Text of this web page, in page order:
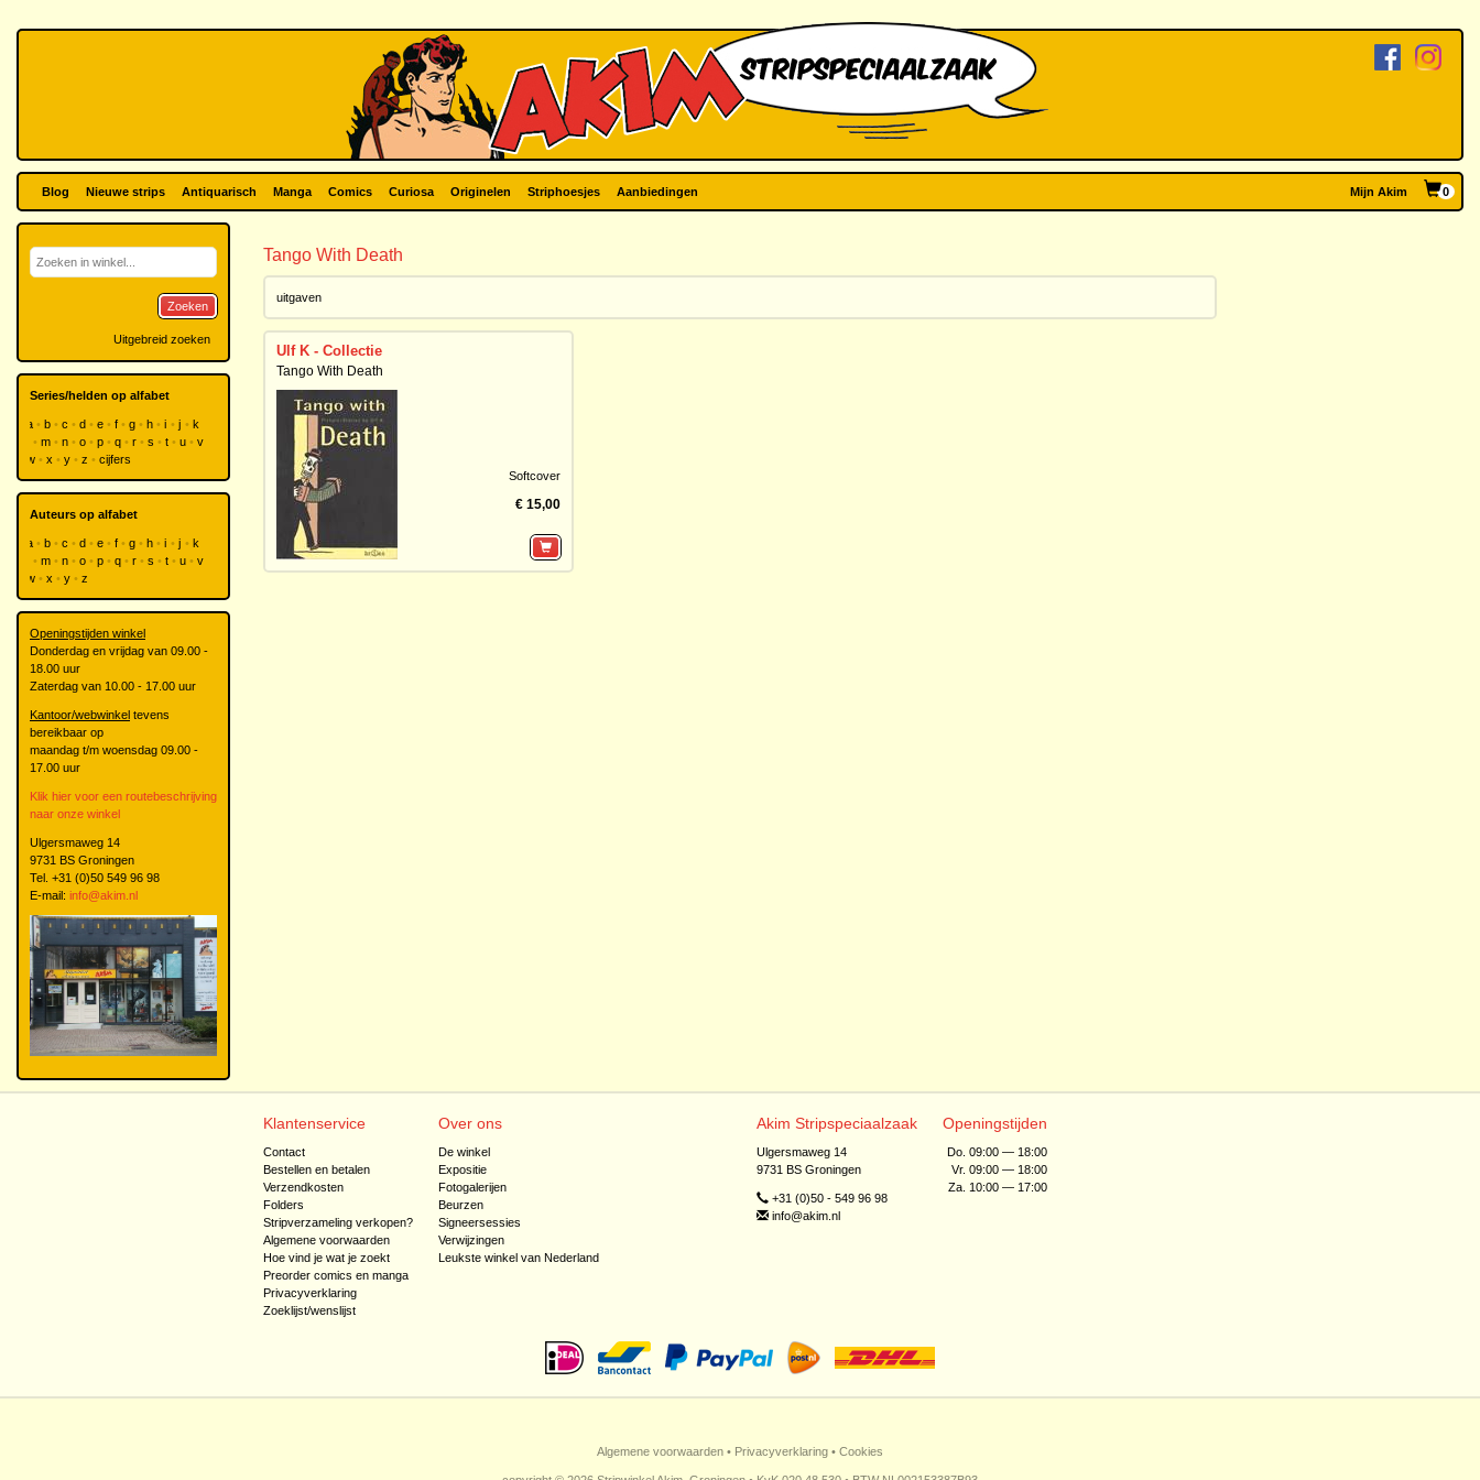
Blog Nieuwe strips Antiquarisch Manga Comics Curiosa Originelen Striphoesjes Aanbiedingen Mijn Akim 0
Tango With Death
uitgaven
Ulf K - Collectie
Tango With Death
Softcover
€ 15,00
Zoeken
Uitgebreid zoeken
Series/helden op alfabet
a b c d e f g h i j
k
m n o p q r s t u
v
w
x y z cijfers
Auteurs op alfabet
a b c d e f g h i j
k
m n o p q r s t u
v
w
x y z
Openingstijden winkel
Donderdag en vrijdag van 09.00 -
18.00 uur
Zaterdag van 10.00 - 17.00 uur
Kantoor/webwinkel tevens
bereikbaar op
maandag t/m woensdag 09.00 -
17.00 uur
Klik hier voor een routebeschrijving
naar onze winkel
Ulgersmaweg 14
9731 BS Groningen
Tel. +31 (0)50 549 96 98
E-mail: info@akim.nl
Klantenservice
Contact
Bestellen en betalen
Verzendkosten
Folders
Stripverzameling verkopen?
Algemene voorwaarden
Hoe vind je wat je zoekt
Preorder comics en manga
Privacyverklaring
Zoeklijst/wenslijst
Over ons
De winkel
Expositie
Fotogalerijen
Beurzen
Signeersessies
Verwijzingen
Leukste winkel van Nederland
Akim Stripspeciaalzaak
Ulgersmaweg 14
9731 BS Groningen
+31 (0)50 - 549 96 98
info@akim.nl
Openingstijden
Do. 09:00 — 18:00
Vr. 09:00 — 18:00
Za. 10:00 — 17:00
Algemene voorwaarden • Privacyverklaring • Cookies